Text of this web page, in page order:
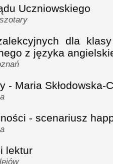
Uczniowskiego
dla
z języka
- Maria Skłodowska-
- scenariusz
lektur